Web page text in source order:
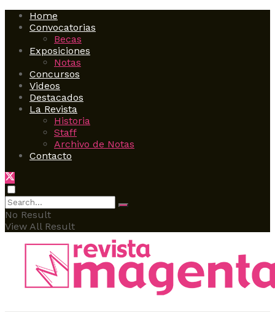
Home
Convocatorias
Becas
Exposiciones
Notas
Concursos
Videos
Destacados
La Revista
Historia
Staff
Archivo de Notas
Contacto
No Result
View All Result